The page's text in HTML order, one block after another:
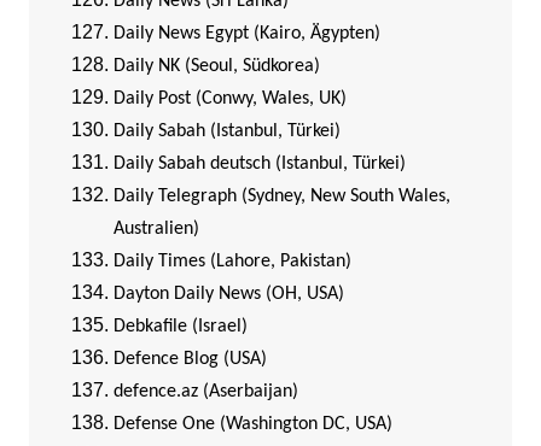
Daily News Egypt (Kairo, Ägypten)
Daily NK (Seoul, Südkorea)
Daily Post (Conwy, Wales, UK)
Daily Sabah (Istanbul, Türkei)
Daily Sabah deutsch (Istanbul, Türkei)
Daily Telegraph (Sydney, New South Wales,
Australien)
Daily Times (Lahore, Pakistan)
Dayton Daily News (OH, USA)
Debkafile (Israel)
Defence Blog (USA)
defence.az (Aserbaijan)
Defense One (Washington DC, USA)